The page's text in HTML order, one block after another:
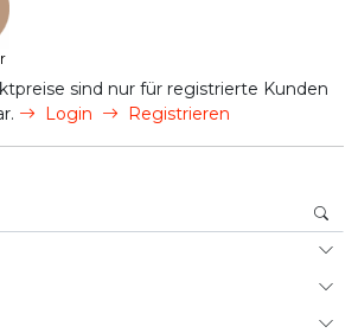
sind nur für registrierte Kunden
Login Registrieren